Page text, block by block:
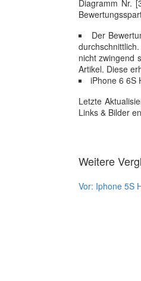
Diagramm Nr.
Der
nicht zwingend
Artikel. Diese
iPhone 6 6S
Letzte
Links & Bilder
Weitere
Vor: Iphone 5S